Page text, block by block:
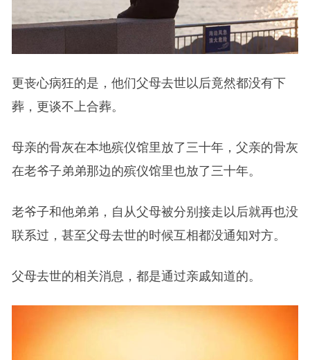
更丧心病狂的是，他们父母去世以后竟然都没有下
葬，更谈不上合葬。
母亲的骨灰在本地殡仪馆里放了三十年，父亲的骨灰
在老爷子弟弟那边的殡仪馆里也放了三十年。
老爷子和他弟弟，自从父母被分别接走以后就再也没
联系过，甚至父母去世的时候互相都没通知对方。
父母去世的相关消息，都是通过亲戚知道的。